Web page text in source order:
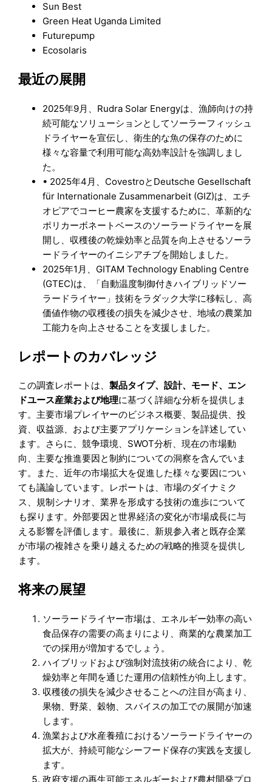
Sun Best
Green Heat Uganda Limited
Futurepump
Ecosolaris
最近の展開
2025年9月、Rudra Solar Energyは、漁師向けの持
続可能なソリューションとしてソーラーフィッシュ
ドライヤーを宣伝し、衛生的な魚の保存のために
様々な容量で利用可能な高効率設計を強調しまし
た。
• 2025年4月、CovestroとDeutsche Gesellschaft
für Internationale Zusammenarbeit (GIZ)は、エチ
オピアでコーヒー農家を支援するために、革新的な
ポリカーボネートベースのソーラードライヤーを展
開し、収穫後の乾燥効率と品質を向上させるソーラ
ードライヤーのイニシアチブを開始しました。
2025年1月、GITAM Technology Enabling Centre
(GTEC)は、「自動温度制御付きハイブリッドソー
ラードライヤー」技術をラダック大学に移転し、高
価値作物の収穫後の損失を減少させ、地域の農業加
工能力を向上させることを支援しました。
レポートのカバレッジ
この調査レポートは、製品タイプ、設計、モード、 エン
ドユース産業および地理に基づく詳細な分析を提供しま
す。主要市場プレイヤーのビジネス概要、製品提供、投
資、収益源、および主要アプリケーションを詳述してい
ます。さらに、競争環境、SWOT分析、現在の市場動
向、主要な推進要因と制約についての洞察を含んでいま
す。また、近年の市場拡大を促進した様々な要因につい
ても議論しています。レポートは、市場のダイナミク
ス、規制シナリオ、業界を形成する技術の進歩について
も探ります。外部要因と世界経済の変化が市場成長に与
える影響を評価します。最後に、新規参入者と既存企業
が市場の複雑さを乗り越えるための戦略的推奨を提供し
ます。
将来の展望
ソーラードライヤー市場は、エネルギー効率の高い
食品保存の需要の高まりにより、商業的な農業加工
での採用が増加するでしょう。
ハイブリッドおよび強制対流技術の統合により、乾
燥効率と年間を通じた運用の信頼性が向上します。
収穫後の損失を減少させることへの注目が高まり、
果物、野菜、穀物、スパイスの加工での展開が加速
します。
漁業および水産養殖におけるソーラードライヤーの
拡大が、持続可能なシーフード保存の実践を支援し
ます。
政府支援の再生可能エネルギーおよび農村開発プロ